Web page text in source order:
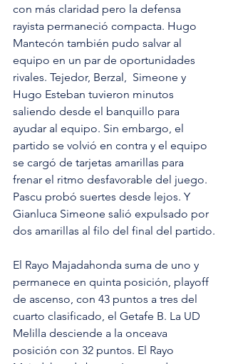
con más claridad pero la defensa
rayista permaneció compacta. Hugo
Mantecón también pudo salvar al
equipo en un par de oportunidades
rivales. Tejedor, Berzal,  Simeone y
Hugo Esteban tuvieron minutos
saliendo desde el banquillo para
ayudar al equipo. Sin embargo, el
partido se volvió en contra y el equipo
se cargó de tarjetas amarillas para
frenar el ritmo desfavorable del juego.
Pascu probó suertes desde lejos. Y
Gianluca Simeone salió expulsado por
dos amarillas al filo del final del partido.
El Rayo Majadahonda suma de uno y
permanece en quinta posición, playoff
de ascenso, con 43 puntos a tres del
cuarto clasificado, el Getafe B. La UD
Melilla desciende a la onceava
posición con 32 puntos. El Rayo